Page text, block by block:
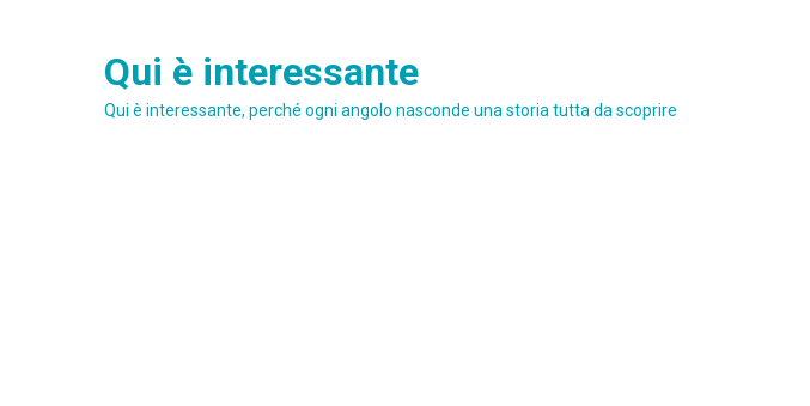
Qui è interessante
Qui è interessante, perché ogni angolo nasconde una storia tutta da scoprire